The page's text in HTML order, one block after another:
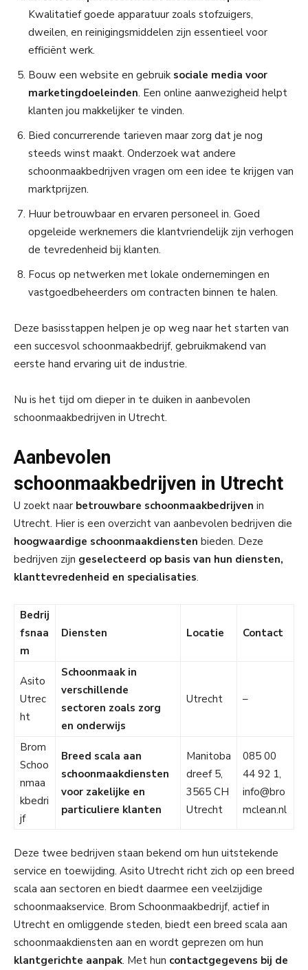
Kwalitatief goede apparatuur zoals stofzuigers,
dweilen, en reinigingsmiddelen zijn essentieel voor
efficiënt werk.
Bouw een website en gebruik sociale media voor
marketingdoeleinden. Een online aanwezigheid helpt
klanten jou makkelijker te vinden.
Bied concurrerende tarieven maar zorg dat je nog
steeds winst maakt. Onderzoek wat andere
schoonmaakbedrijven vragen om een idee te krijgen van
marktprijzen.
Huur betrouwbaar en ervaren personeel in. Goed
opgeleide werknemers die klantvriendelijk zijn verhogen
de tevredenheid bij klanten.
Focus op netwerken met lokale ondernemingen en
vastgoedbeheerders om contracten binnen te halen.
Deze basisstappen helpen je op weg naar het starten van
een succesvol schoonmaakbedrijf, gebruikmakend van
eerste hand ervaring uit de industrie.
Nu is het tijd om dieper in te duiken in aanbevolen
schoonmaakbedrijven in Utrecht.
Aanbevolen
schoonmaakbedrijven in Utrecht
U zoekt naar betrouwbare schoonmaakbedrijven in
Utrecht. Hier is een overzicht van aanbevolen bedrijven die
hoogwaardige schoonmaakdiensten bieden. Deze
bedrijven zijn geselecteerd op basis van hun diensten,
klanttevredenheid en specialisaties.
Bedrij
fsnaa
m
Diensten Locatie Contact
Asito
Utrec
ht
Schoonmaak in
verschillende
sectoren zoals zorg
en onderwijs
Utrecht –
Brom
Schoo
nmaa
kbedri
jf
Breed scala aan
schoonmaakdiensten
voor zakelijke en
particuliere klanten
Manitoba
dreef 5,
3565 CH
Utrecht
085 00
44 92 1,
info@bro
mclean.nl
Deze twee bedrijven staan bekend om hun uitstekende
service en toewijding. Asito Utrecht richt zich op een breed
scala aan sectoren en biedt daarmee een veelzijdige
schoonmaakservice. Brom Schoonmaakbedrijf, actief in
Utrecht en omliggende steden, biedt een breed scala aan
schoonmaakdiensten aan en wordt geprezen om hun
klantgerichte aanpak. Met hun contactgegevens bij de